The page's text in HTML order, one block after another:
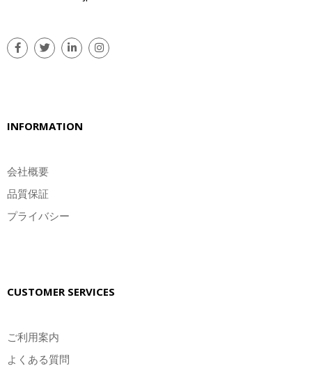
INFORMATION
会社概要
品質保証
プライバシー
CUSTOMER SERVICES
ご利用案内
よくある質問